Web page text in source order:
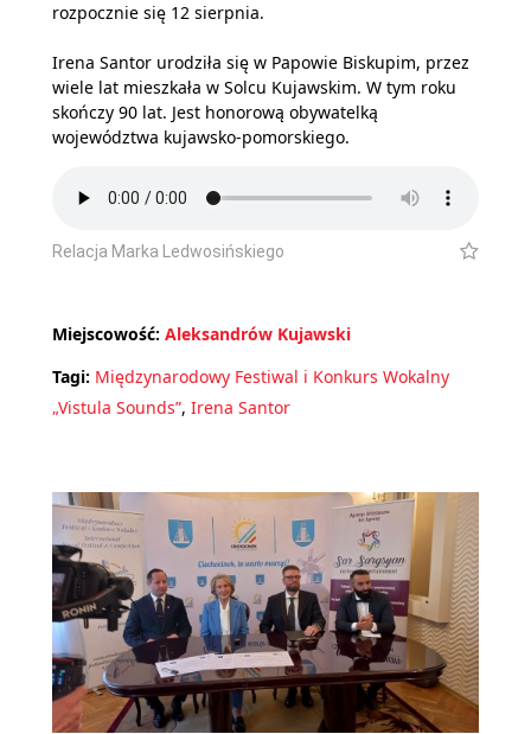
rozpocznie się 12 sierpnia.
Irena Santor urodziła się w Papowie Biskupim, przez
wiele lat mieszkała w Solcu Kujawskim. W tym roku
skończy 90 lat. Jest honorową obywatelką
województwa kujawsko-pomorskiego.
Relacja Marka Ledwosińskiego
Miejscowość: Aleksandrów Kujawski
Tagi: Międzynarodowy Festiwal i Konkurs Wokalny
„Vistula Sounds”, Irena Santor